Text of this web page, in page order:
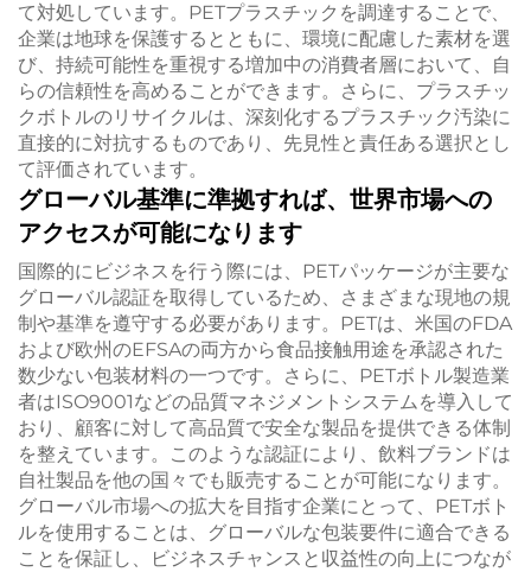
て対処しています。PETプラスチックを調達することで、
企業は地球を保護するとともに、環境に配慮した素材を選
び、持続可能性を重視する増加中の消費者層において、自
らの信頼性を高めることができます。さらに、プラスチッ
クボトルのリサイクルは、深刻化するプラスチック汚染に
直接的に対抗するものであり、先見性と責任ある選択とし
て評価されています。
グローバル基準に準拠すれば、世界市場への
アクセスが可能になります
国際的にビジネスを行う際には、PETパッケージが主要な
グローバル認証を取得しているため、さまざまな現地の規
制や基準を遵守する必要があります。PETは、米国のFDA
および欧州のEFSAの両方から食品接触用途を承認された
数少ない包装材料の一つです。さらに、PETボトル製造業
者はISO9001などの品質マネジメントシステムを導入して
おり、顧客に対して高品質で安全な製品を提供できる体制
を整えています。このような認証により、飲料ブランドは
自社製品を他の国々でも販売することが可能になります。
グローバル市場への拡大を目指す企業にとって、PETボト
ルを使用することは、グローバルな包装要件に適合できる
ことを保証し、ビジネスチャンスと収益性の向上につなが